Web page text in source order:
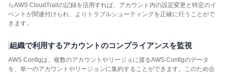
らAWS CloudTrailの記録を活用すれば、アカウント内の設定変更と特定のイ
ベントが関連付けられ、よりトラブルシューティングを正確に行うことがで
きます。
組織で利用するアカウントのコンプライアンスを監視
AWS Configは、複数のアカウントやリージョに渡るAWS Configのデータ
を、単一のアカウントやリージョンに集約することができます。このため企